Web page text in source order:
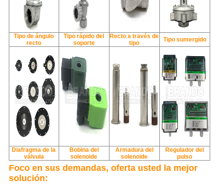
Tipo de ángulo
recto
Tipo rápido del
soporte
Recto a través de
tipo
Tipo sumergido
Diafragma de la
válvula
Bobina del
solenoide
Armadura del
solenoide
Regulador del
pulso
Foco en sus demandas, oferta usted la mejor
solución: